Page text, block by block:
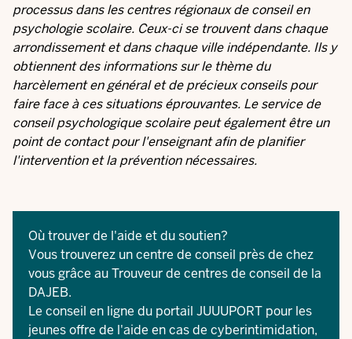
processus dans les centres régionaux de conseil en
psychologie scolaire. Ceux-ci se trouvent dans chaque
arrondissement et dans chaque ville indépendante. Ils y
obtiennent des informations sur le thème du
harcèlement en général et de précieux conseils pour
faire face à ces situations éprouvantes. Le service de
conseil psychologique scolaire peut également être un
point de contact pour l'enseignant afin de planifier
l'intervention et la prévention nécessaires.
Où trouver de l'aide et du soutien?
Vous trouverez un centre de conseil près de chez
vous grâce auTrouveur de centres de conseil de la
DAJEB.
Le conseil en ligne du portail JUUUPORT pour les
jeunes offre de l'aide en cas de cyberintimidation,